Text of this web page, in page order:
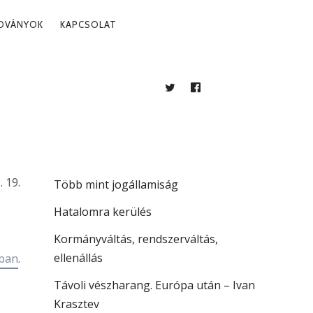
KAPCSOLAT
TWITTERFACEBOOK
19.
.
Több mint jogállamiság
Hatalomra kerülés
Kormányváltás, rendszerváltás,
ellenállás
Távoli vészharang. Európa után – Ivan
Krasztev